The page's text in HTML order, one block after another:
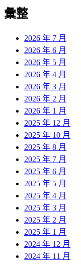
覽
彙整
2026 年 7 月
2026 年 6 月
2026 年 5 月
2026 年 4 月
2026 年 3 月
2026 年 2 月
2026 年 1 月
2025 年 12 月
2025 年 10 月
2025 年 8 月
2025 年 7 月
2025 年 6 月
2025 年 5 月
2025 年 4 月
2025 年 3 月
2025 年 2 月
2025 年 1 月
2024 年 12 月
2024 年 11 月